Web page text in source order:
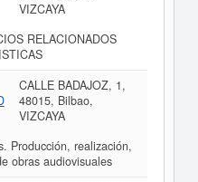
VIZCAYA
RELACIONADOS
CALLE BADAJOZ, 1,
48015, Bilbao,
VIZCAYA
Producción, realización,
obras audiovisuales